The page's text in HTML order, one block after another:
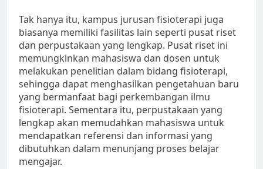
Tak hanya itu, kampus jurusan fisioterapi juga
biasanya memiliki fasilitas lain seperti pusat riset
dan perpustakaan yang lengkap. Pusat riset ini
memungkinkan mahasiswa dan dosen untuk
melakukan penelitian dalam bidang fisioterapi,
sehingga dapat menghasilkan pengetahuan baru
yang bermanfaat bagi perkembangan ilmu
fisioterapi. Sementara itu, perpustakaan yang
lengkap akan memudahkan mahasiswa untuk
mendapatkan referensi dan informasi yang
dibutuhkan dalam menunjang proses belajar
mengajar.